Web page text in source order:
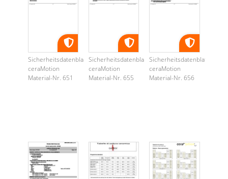
Sicherheitsdatenblatt
ceraMotion
Material-Nr. 651
Sicherheitsdatenblatt
ceraMotion
Material-Nr. 655
Sicherheitsdatenblatt
ceraMotion
Material-Nr. 656